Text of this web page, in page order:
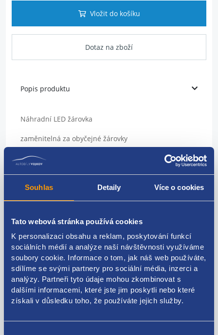
Souhlas Detaily Více o cookies
Tato webová stránka používá cookies
K personalizaci obsahu a reklam, poskytování funkcí
sociálních médií a analýze naší návštěvnosti využíváme
soubory cookie. Informace o tom, jak náš web používáte,
sdílíme se svými partnery pro sociální média, inzerci a
analýzy. Partneři tyto údaje mohou zkombinovat s
dalšími informacemi, které jste jim poskytli nebo které
získali v důsledku toho, že používáte jejich služby.
Vložit do košíku
Dotaz na zboží
Popis produktu
Náhradní LED žárovka
zaměnitelná za obyčejné žárovky
Sada 4ks
použití: panely topení, přístrojové štíty, podsvícení
přístrojů
napájecí napětí 12 V
vynikající do vozidel, kde dochází k častému praskání
klasických žárovek
pro všechny osobní vozy, dodávky a motocykly s